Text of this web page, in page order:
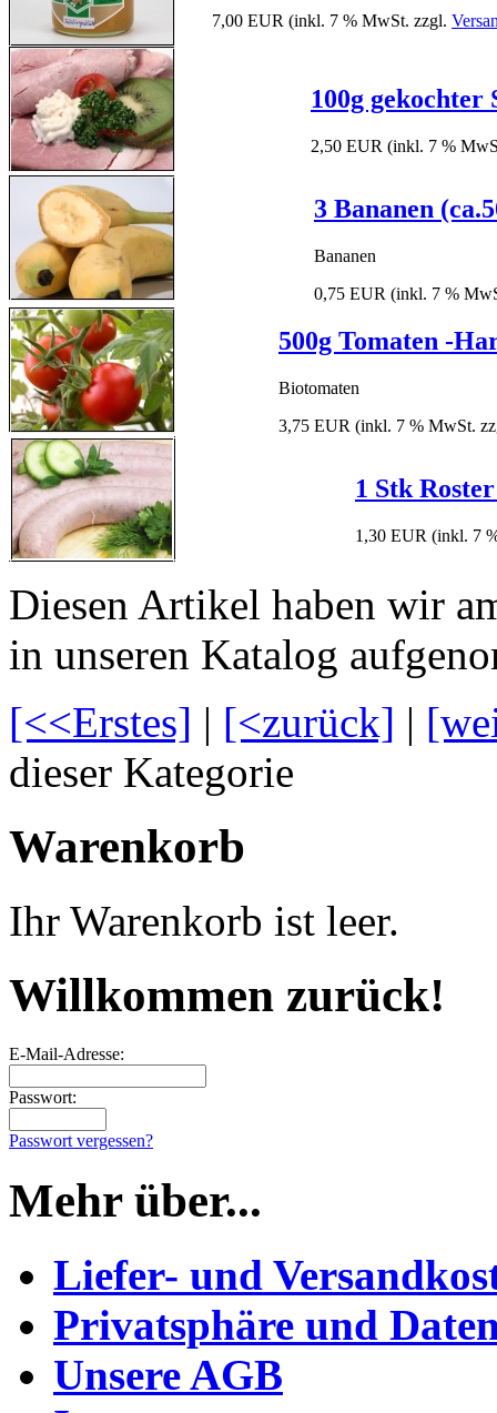
7,00 EUR (inkl. 7 % MwSt. zzgl.
100g gekochter
2,50 EUR (inkl. 7 %
3 Bananen
Bananen
0,75 EUR (inkl. 7 %
500g Tomaten -
Biotomaten
3,75 EUR (inkl. 7 % MwSt.
1 Stk
1,30 EUR (inkl. 7
Diesen Artikel haben wir
in unseren Katalog
[<<Erstes] | [<zurück] |
dieser Kategorie
Warenkorb
Ihr Warenkorb ist leer.
Willkommen zurück!
E-Mail-Adresse:
Passwort:
Passwort vergessen?
Mehr über...
Liefer- und
Privatsphäre und
Unsere AGB